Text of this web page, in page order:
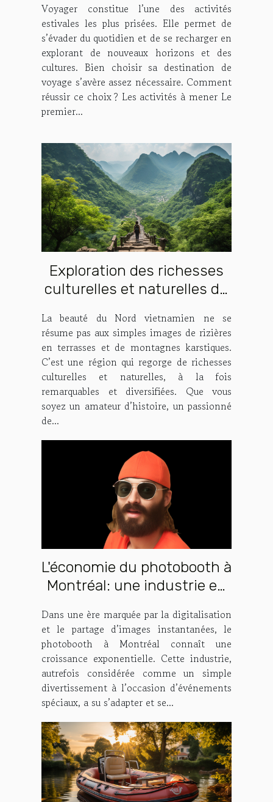
Voyager constitue l’une des activités
estivales les plus prisées. Elle permet de
s’évader du quotidien et de se recharger en
explorant de nouveaux horizons et des
cultures. Bien choisir sa destination de
voyage s’avère assez nécessaire. Comment
réussir ce choix ? Les activités à mener Le
premier...
Exploration des richesses
culturelles et naturelles du
La beauté du Nord vietnamien ne se
résume pas aux simples images de rizières
en terrasses et de montagnes karstiques.
C’est une région qui regorge de richesses
culturelles et naturelles, à la fois
remarquables et diversifiées. Que vous
soyez un amateur d’histoire, un passionné
de...
L'économie du photobooth à
Montréal: une industrie en
Dans une ère marquée par la digitalisation
et le partage d’images instantanées, le
photobooth à Montréal connaît une
croissance exponentielle. Cette industrie,
autrefois considérée comme un simple
divertissement à l’occasion d’événements
spéciaux, a su s’adapter et se...